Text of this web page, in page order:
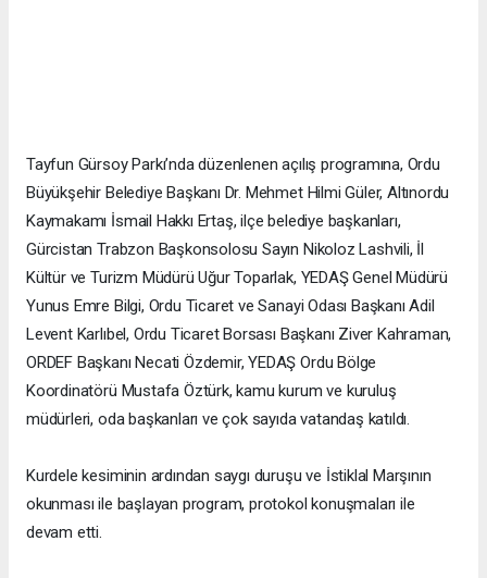
Tayfun Gürsoy Parkı’nda düzenlenen açılış programına, Ordu
Büyükşehir Belediye Başkanı Dr. Mehmet Hilmi Güler, Altınordu
Kaymakamı İsmail Hakkı Ertaş, ilçe belediye başkanları,
Gürcistan Trabzon Başkonsolosu Sayın Nikoloz Lashvili, İl
Kültür ve Turizm Müdürü Uğur Toparlak, YEDAŞ Genel Müdürü
Yunus Emre Bilgi, Ordu Ticaret ve Sanayi Odası Başkanı Adil
Levent Karlıbel, Ordu Ticaret Borsası Başkanı Ziver Kahraman,
ORDEF Başkanı Necati Özdemir, YEDAŞ Ordu Bölge
Koordinatörü Mustafa Öztürk, kamu kurum ve kuruluş
müdürleri, oda başkanları ve çok sayıda vatandaş katıldı.
Kurdele kesiminin ardından saygı duruşu ve İstiklal Marşının
okunması ile başlayan program, protokol konuşmaları ile
devam etti.